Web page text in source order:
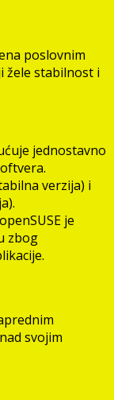
poslovnim
žele stabilnost i
jednostavno
verzija) i
je
zbog
svojim